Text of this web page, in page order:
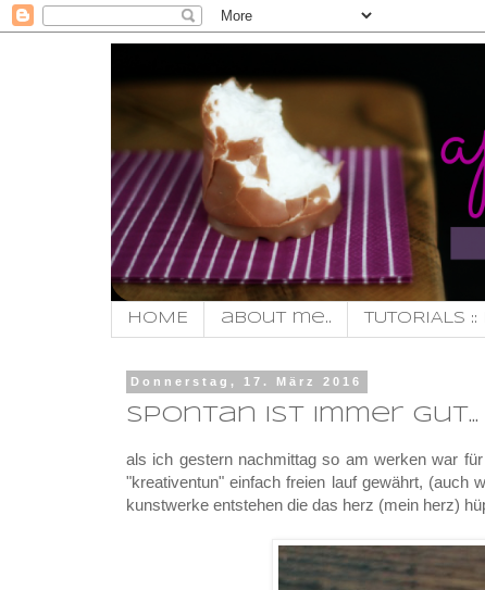
HOME about me.. TUTORIALS ::
Donnerstag, 17. März 2016
spontan ist immer gut...
als ich gestern nachmittag so am werken war
"kreativentun" einfach freien lauf gewährt, (auch
kunstwerke entstehen die das herz (mein herz)